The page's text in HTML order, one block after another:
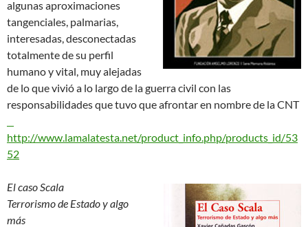
algunas aproximaciones
tangenciales, palmarias,
interesadas, desconectadas
totalmente de su perfil
humano y vital, muy alejadas
de lo que vivió a lo largo de la guerra civil con las
responsabilidades que tuvo que afrontar en nombre de la CNT
http://www.lamalatesta.net/product_info.php/products_id/53
52
El caso Scala
Terrorismo de Estado y algo
más